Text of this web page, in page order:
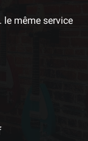
même service